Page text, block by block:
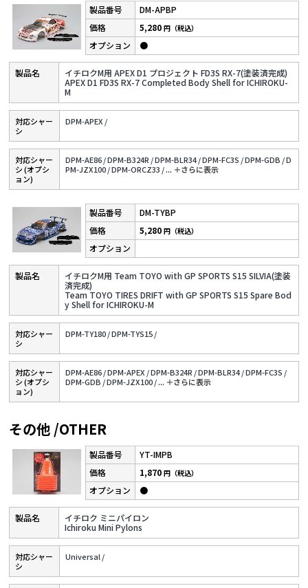
DM-APBP
イチロクM用 APEX D1 プロジェクト FD3S RX-7(塗装済完成)
APEX D1 FD3S RX-7 Completed Body Shell for ICHIROKU-
M
5,280円（税込）
●
対応シャー
シ
DPM-APEX /
対応シャー
シ (オプシ
ョン)
DPM-AE86 /DPM-B324R /DPM-BLR34 /DPM-FC3S /DPM-GDB /D
PM-JZX100 /DPM-ORCZ33 /... ＋さらに表⽰
DM-TYBP
イチロクM用 Team TOYO with GP SPORTS S15 SILVIA(塗装
済完成)
Team TOYO TIRES DRIFT with GP SPORTS S15 Spare Bod
y Shell for ICHIROKU-M
5,280円（税込）
対応シャー
シ
DPM-TY180 /DPM-TYS15 /
対応シャー
シ (オプシ
ョン)
DPM-AE86 /DPM-APEX /DPM-B324R /DPM-BLR34 /DPM-FC3S /
DPM-GDB /DPM-JZX100 /... ＋さらに表⽰
その他 /OTHER
YT-IMPB
イチロク ミニパイロン
Ichiroku Mini Pylons
1,870円（税込）
●
対応シャー
シ
Universal /